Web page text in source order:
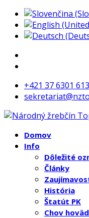
+421 37 6301 613
Domov
Info
Dôležité
Články
História
Štatút PK
Chov